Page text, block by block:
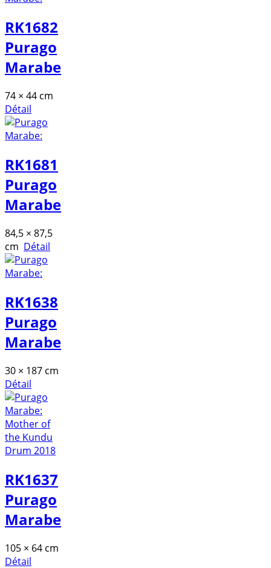
RK1682
Purago
Marabe
74 × 44 cm
Détail
RK1681
Purago
Marabe
84,5 × 87,5
cm Détail
RK1638
Purago
Marabe
30 × 187 cm
Détail
RK1637
Purago
Marabe
105 × 64 cm
Détail